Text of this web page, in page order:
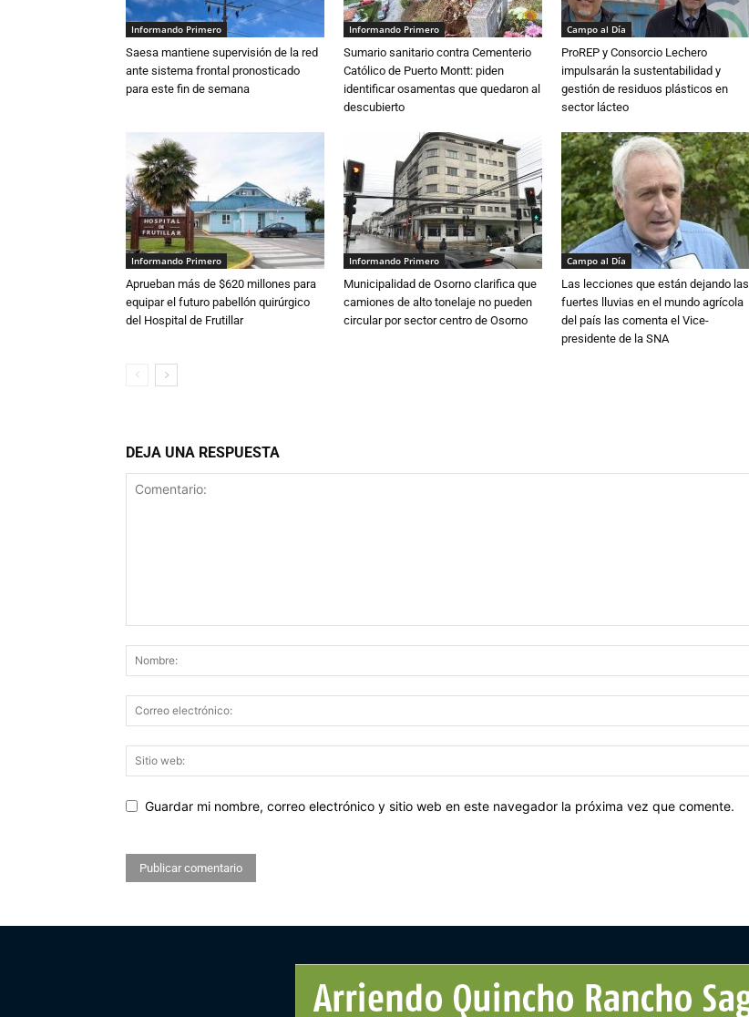
Informando Primero
Saesa mantiene supervisión de la red
ante sistema frontal pronosticado
para este fin de semana
Informando Primero
Sumario sanitario contra Cementerio
Católico de Puerto Montt: piden
identificar osamentas que quedaron al
descubierto
Campo al Día
ProREP y Consorcio Lechero
impulsarán la sustentabilidad y
gestión de residuos plásticos en
sector lácteo
Informando Primero
Aprueban más de $620 millones para
equipar el futuro pabellón quirúrgico
del Hospital de Frutillar
Informando Primero
Municipalidad de Osorno clarifica que
camiones de alto tonelaje no pueden
circular por sector centro de Osorno
Campo al Día
Las lecciones que están dejando las
fuertes lluvias en el mundo agrícola
del país las comenta el Vice-
presidente de la SNA
DEJA UNA RESPUESTA
Guardar mi nombre, correo electrónico y sitio web en este navegador la próxima vez que comente.